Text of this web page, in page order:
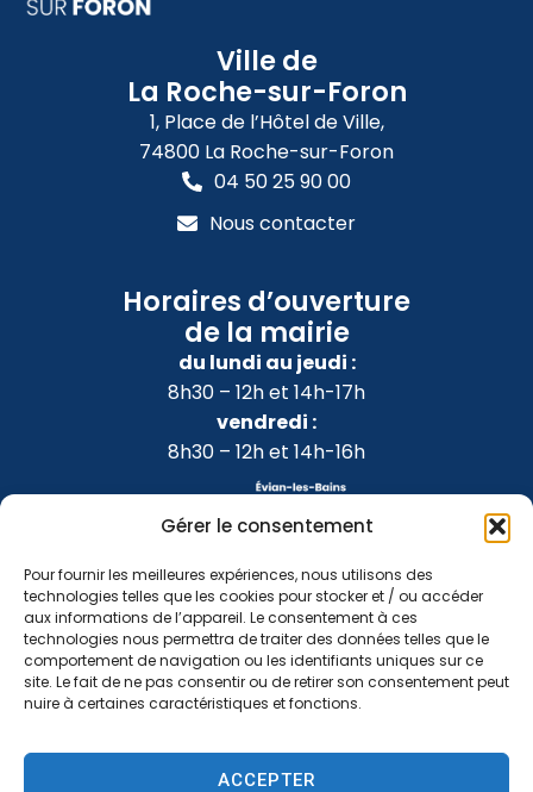
Gérer le consentement
Pour fournir les meilleures expériences, nous utilisons des
technologies telles que les cookies pour stocker et / ou accéder
aux informations de l’appareil. Le consentement à ces
technologies nous permettra de traiter des données telles que le
comportement de navigation ou les identifiants uniques sur ce
site. Le fait de ne pas consentir ou de retirer son consentement peut
nuire à certaines caractéristiques et fonctions.
ACCEPTER
Ville de
La Roche-sur-Foron
1, Place de l’Hôtel de Ville,
74800 La Roche-sur-Foron
04 50 25 90 00
Nous contacter
Horaires d’ouverture
de la mairie
du lundi au jeudi :
8h30 – 12h et 14h-17h
vendredi :
8h30 – 12h et 14h-16h
Confidentialité